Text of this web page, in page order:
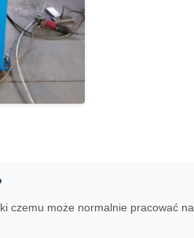
czemu może normalnie pracować